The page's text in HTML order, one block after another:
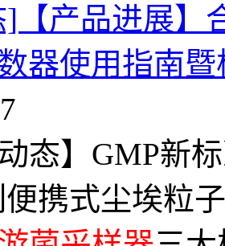
【产品进展】
器使用指南
动态】GMP新
便携式尘埃粒